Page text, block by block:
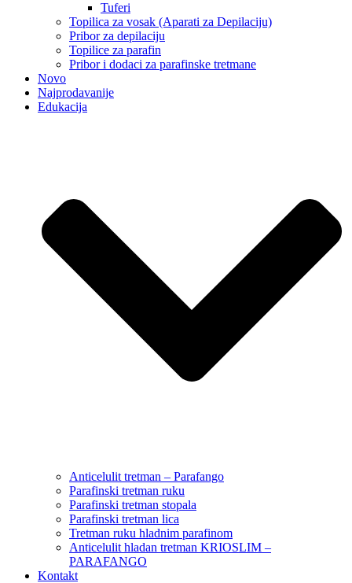
Tuferi
Topilica za vosak (Aparati za Depilaciju)
Pribor za depilaciju
Topilice za parafin
Pribor i dodaci za parafinske tretmane
Novo
Najprodavanije
Edukacija
Anticelulit tretman – Parafango
Parafinski tretman ruku
Parafinski tretman stopala
Parafinski tretman lica
Tretman ruku hladnim parafinom
Anticelulit hladan tretman KRIOSLIM –
PARAFANGO
Kontakt